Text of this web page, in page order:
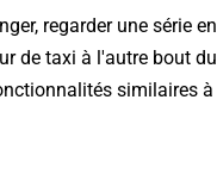
regarder une série
de taxi à l'autre bout
similaires